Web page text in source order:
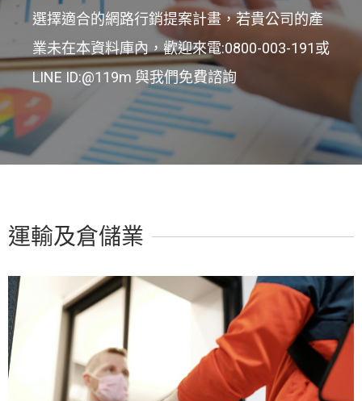
選擇適合的網路行銷提案計畫，若貴公司的產
業未在本資料庫內，歡迎來電:0800-003-191或
LINE ID:@119m 與我們免費諮詢
運輸及倉儲業